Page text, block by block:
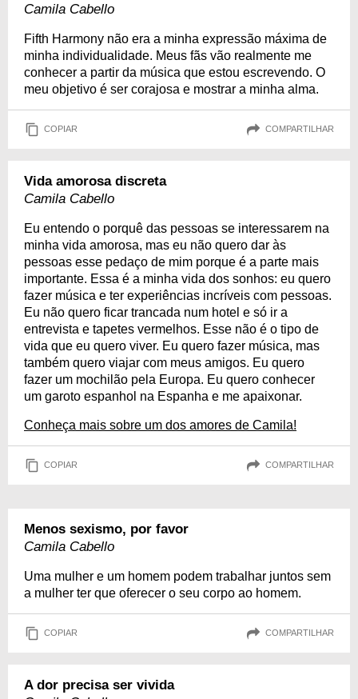
Camila Cabello
Fifth Harmony não era a minha expressão máxima de
minha individualidade. Meus fãs vão realmente me
conhecer a partir da música que estou escrevendo. O
meu objetivo é ser corajosa e mostrar a minha alma.
COPIAR COMPARTILHAR
Vida amorosa discreta
Camila Cabello
Eu entendo o porquê das pessoas se interessarem na
minha vida amorosa, mas eu não quero dar às
pessoas esse pedaço de mim porque é a parte mais
importante. Essa é a minha vida dos sonhos: eu quero
fazer música e ter experiências incríveis com pessoas.
Eu não quero ficar trancada num hotel e só ir a
entrevista e tapetes vermelhos. Esse não é o tipo de
vida que eu quero viver. Eu quero fazer música, mas
também quero viajar com meus amigos. Eu quero
fazer um mochilão pela Europa. Eu quero conhecer
um garoto espanhol na Espanha e me apaixonar.
Conheça mais sobre um dos amores de Camila!
COPIAR COMPARTILHAR
Menos sexismo, por favor
Camila Cabello
Uma mulher e um homem podem trabalhar juntos sem
a mulher ter que oferecer o seu corpo ao homem.
COPIAR COMPARTILHAR
A dor precisa ser vivida